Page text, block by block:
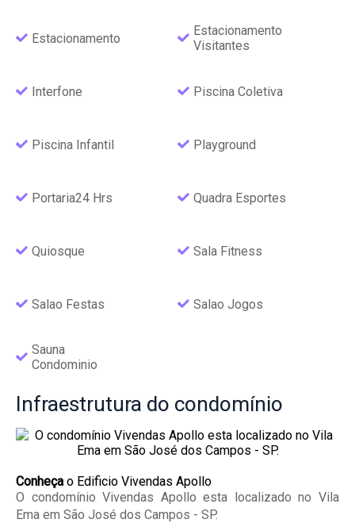
Estacionamento
Estacionamento
Visitantes
Interfone Piscina Coletiva
Piscina Infantil Playground
Portaria24 Hrs Quadra Esportes
Quiosque Sala Fitness
Salao Festas Salao Jogos
Sauna
Condominio
Infraestrutura do condomínio
Conheçao Edificio Vivendas Apollo
O condomínio Vivendas Apollo esta localizado no Vila
Ema em São José dos Campos - SP.